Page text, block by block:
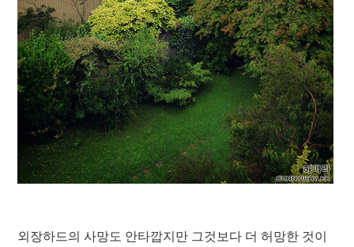
외장하드의 사망도 안타깝지만 그것보다 더 허망한 것이